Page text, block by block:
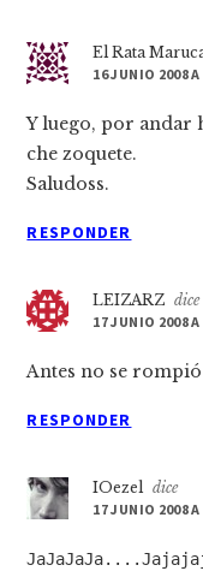
El Rata
16 JUNIO 2008
Y luego, por andar
che zoquete.
Saludoss.
RESPONDER
LEIZARZ dice
17 JUNIO 2008
Antes no se
RESPONDER
IOezel dice
17 JUNIO 2008